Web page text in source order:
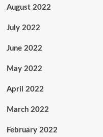
August 2022
July 2022
June 2022
May 2022
April 2022
March 2022
February 2022